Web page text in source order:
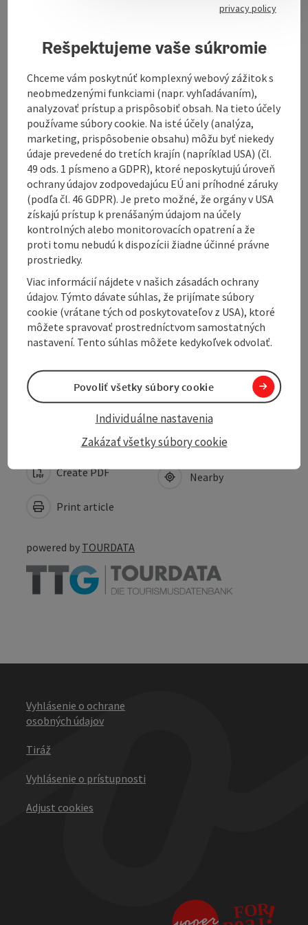
The origins of the village museum go back to a former
agricultural implements, household objects and
2001, Schick bequeathed the collection to the public.
The village museum was set up on the initiative of
former ...
Display complete description
Contact
Opening hours
Arrival
Suitability
Accessibility
Create PDF
Print article
Nearby
powered by TOURDATA
Vyhlásenie o ochrane
osobných údajov
Tiráž
Vyhlásenie o prístupnosti
Adjust cookies
privacy policy
Rešpektujeme vaše súkromie
Chceme vám poskytnúť komplexný webový zážitok s
neobmedzenými funkciami (napr. vyhľadávaním),
analyzovať prístup a prispôsobiť obsah. Na tieto účely
používame súbory cookie. Na isté účely (analýza,
marketing, prispôsobenie obsahu) môžu byť niekedy
údaje prevedené do tretích krajín (napríklad USA) (čl.
49 ods. 1 písmeno a GDPR), ktoré neposkytujú úroveň
ochrany údajov zodpovedajúcu EÚ ani príhodné záruky
(podľa čl. 46 GDPR). Je preto možné, že orgány v USA
získajú prístup k prenášaným údajom na účely
kontrolných alebo monitorovacích opatrení a že
proti tomu nebudú k dispozícii žiadne účinné právne
prostriedky.
Viac informácií nájdete v našich zásadách ochrany
údajov. Týmto dávate súhlas, že prijímate súbory
cookie (vrátane tých od poskytovateľov z USA), ktoré
môžete spravovať prostredníctvom samostatných
nastavení. Tento súhlas môžete kedykoľvek odvolať.
Zakázať všetky súbory cookie
Individuálne nastavenia
Povoliť všetky súbory cookie